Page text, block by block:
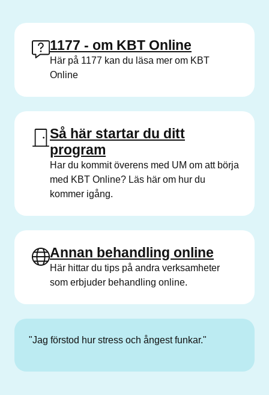
1177 - om KBT Online
Här på 1177 kan du läsa mer om KBT
Online
Så här startar du ditt
program
Har du kommit överens med UM om att börja
med KBT Online? Läs här om hur du
kommer igång.
Annan behandling online
Här hittar du tips på andra verksamheter
som erbjuder behandling online.
"Jag förstod hur stress och ångest funkar."